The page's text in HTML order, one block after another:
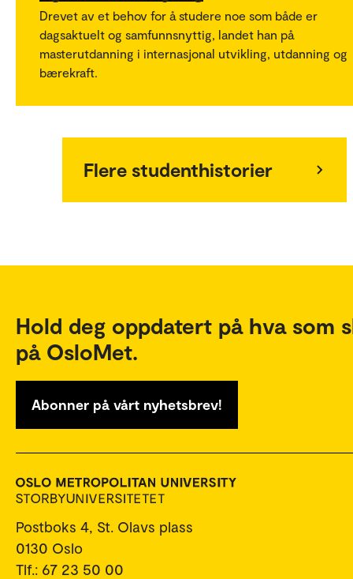
Drevet av et behov for å studere noe som både er
dagsaktuelt og samfunnsnyttig, landet han på
masterutdanning i internasjonal utvikling, utdanning og
bærekraft.
Flere studenthistorier
Hold deg oppdatert på hva som
på OsloMet.
Abonner på vårt nyhetsbrev!
Postboks 4, St. Olavs plass
0130 Oslo
Tlf.: 67 23 50 00